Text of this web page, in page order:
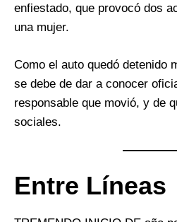
enfiestado, que provocó dos
una mujer.
Como el auto quedó detenido
se debe de dar a conocer
responsable que movió, y de
sociales.
Entre Líneas